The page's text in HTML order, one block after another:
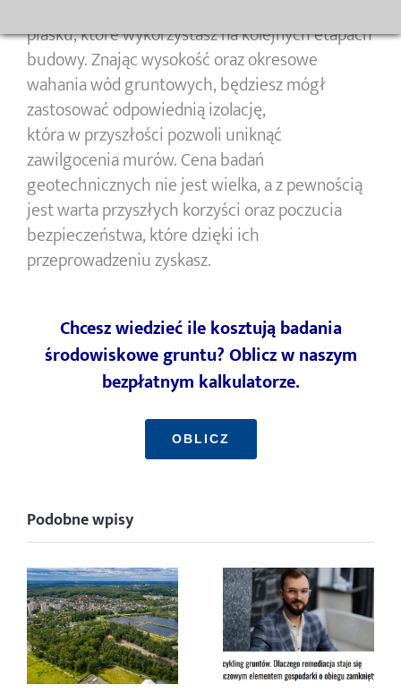
piasku, które wykorzystasz na kolejnych etapach
budowy. Znając wysokość oraz okresowe
wahania wód gruntowych, będziesz mógł
zastosować odpowiednią izolację,
która w przyszłości pozwoli uniknąć
zawilgocenia murów. Cena badań
geotechnicznych nie jest wielka, a z pewnością
jest warta przyszłych korzyści oraz poczucia
bezpieczeństwa, które dzięki ich
przeprowadzeniu zyskasz.
Chcesz wiedzieć ile kosztują badania
środowiskowe gruntu? Oblicz w naszym
bezpłatnym kalkulatorze.
OBLICZ
Podobne wpisy